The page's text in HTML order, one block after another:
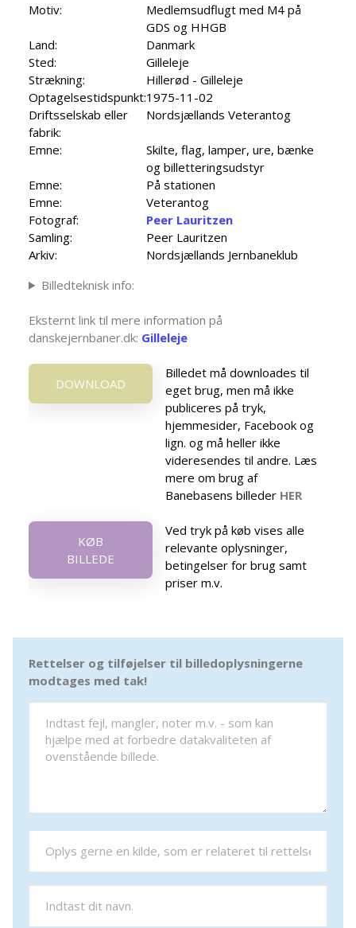
Motiv:
Medlemsudflugt med M4 på
GDS og HHGB
Land:
Danmark
Sted:
Gilleleje
Strækning:
Hillerød - Gilleleje
Optagelsestidspunkt:1975-11-02
Driftsselskab eller
fabrik:
Nordsjællands Veterantog
Emne:
Skilte, flag, lamper, ure, bænke
og billetteringsudstyr
Emne:
På stationen
Emne:
Veterantog
Fotograf:
Peer Lauritzen
Samling:
Peer Lauritzen
Arkiv:
Nordsjællands Jernbaneklub
Billedteknisk info:
Eksternt link til mere information på
danskejernbaner.dk: Gilleleje
DOWNLOAD
Billedet må downloades til
eget brug, men må ikke
publiceres på tryk,
hjemmesider, Facebook og
lign. og må heller ikke
videresendes til andre. Læs
mere om brug af
Banebasens billeder HER
KØB
BILLEDE
Ved tryk på køb vises alle
relevante oplysninger,
betingelser for brug samt
priser m.v.
Rettelser og tilføjelser til billedoplysningerne
modtages med tak!